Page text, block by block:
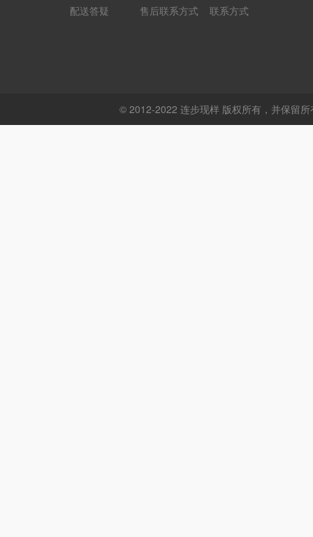
配送答疑 售后联系方式 联系方式
© 2012-2022 连步现样 版权所有，并保留